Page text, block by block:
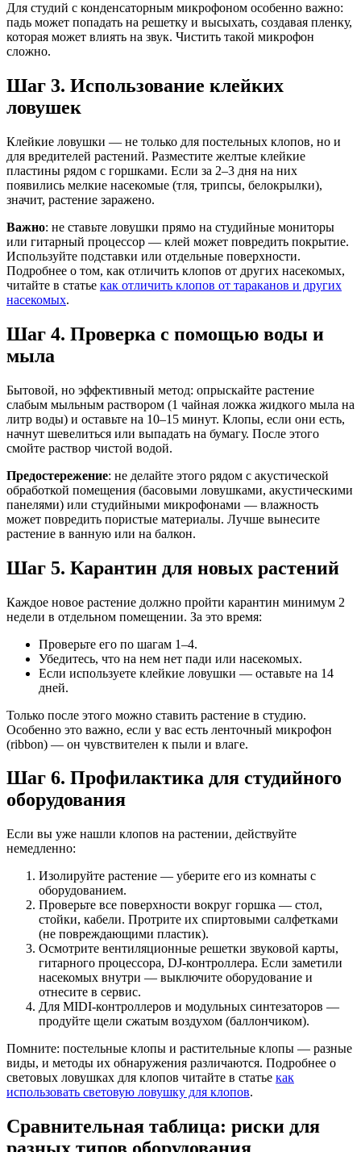
Для студий с конденсаторным микрофоном особенно важно:
падь может попадать на решетку и высыхать, создавая пленку,
которая может влиять на звук. Чистить такой микрофон
сложно.
Шаг 3. Использование клейких
ловушек
Клейкие ловушки — не только для постельных клопов, но и
для вредителей растений. Разместите желтые клейкие
пластины рядом с горшками. Если за 2–3 дня на них
появились мелкие насекомые (тля, трипсы, белокрылки),
значит, растение заражено.
Важно: не ставьте ловушки прямо на студийные мониторы
или гитарный процессор — клей может повредить покрытие.
Используйте подставки или отдельные поверхности.
Подробнее о том, как отличить клопов от других насекомых,
читайте в статье как отличить клопов от тараканов и других
насекомых.
Шаг 4. Проверка с помощью воды и
мыла
Бытовой, но эффективный метод: опрыскайте растение
слабым мыльным раствором (1 чайная ложка жидкого мыла на
литр воды) и оставьте на 10–15 минут. Клопы, если они есть,
начнут шевелиться или выпадать на бумагу. После этого
смойте раствор чистой водой.
Предостережение: не делайте этого рядом с акустической
обработкой помещения (басовыми ловушками, акустическими
панелями) или студийными микрофонами — влажность
может повредить пористые материалы. Лучше вынесите
растение в ванную или на балкон.
Шаг 5. Карантин для новых растений
Каждое новое растение должно пройти карантин минимум 2
недели в отдельном помещении. За это время:
Проверьте его по шагам 1–4.
Убедитесь, что на нем нет пади или насекомых.
Если используете клейкие ловушки — оставьте на 14
дней.
Только после этого можно ставить растение в студию.
Особенно это важно, если у вас есть ленточный микрофон
(ribbon) — он чувствителен к пыли и влаге.
Шаг 6. Профилактика для студийного
оборудования
Если вы уже нашли клопов на растении, действуйте
немедленно:
Изолируйте растение — уберите его из комнаты с
оборудованием.
Проверьте все поверхности вокруг горшка — стол,
стойки, кабели. Протрите их спиртовыми салфетками
(не повреждающими пластик).
Осмотрите вентиляционные решетки звуковой карты,
гитарного процессора, DJ-контроллера. Если заметили
насекомых внутри — выключите оборудование и
отнесите в сервис.
Для MIDI-контроллеров и модульных синтезаторов —
продуйте щели сжатым воздухом (баллончиком).
Помните: постельные клопы и растительные клопы — разные
виды, и методы их обнаружения различаются. Подробнее о
световых ловушках для клопов читайте в статье как
использовать световую ловушку для клопов.
Сравнительная таблица: риски для